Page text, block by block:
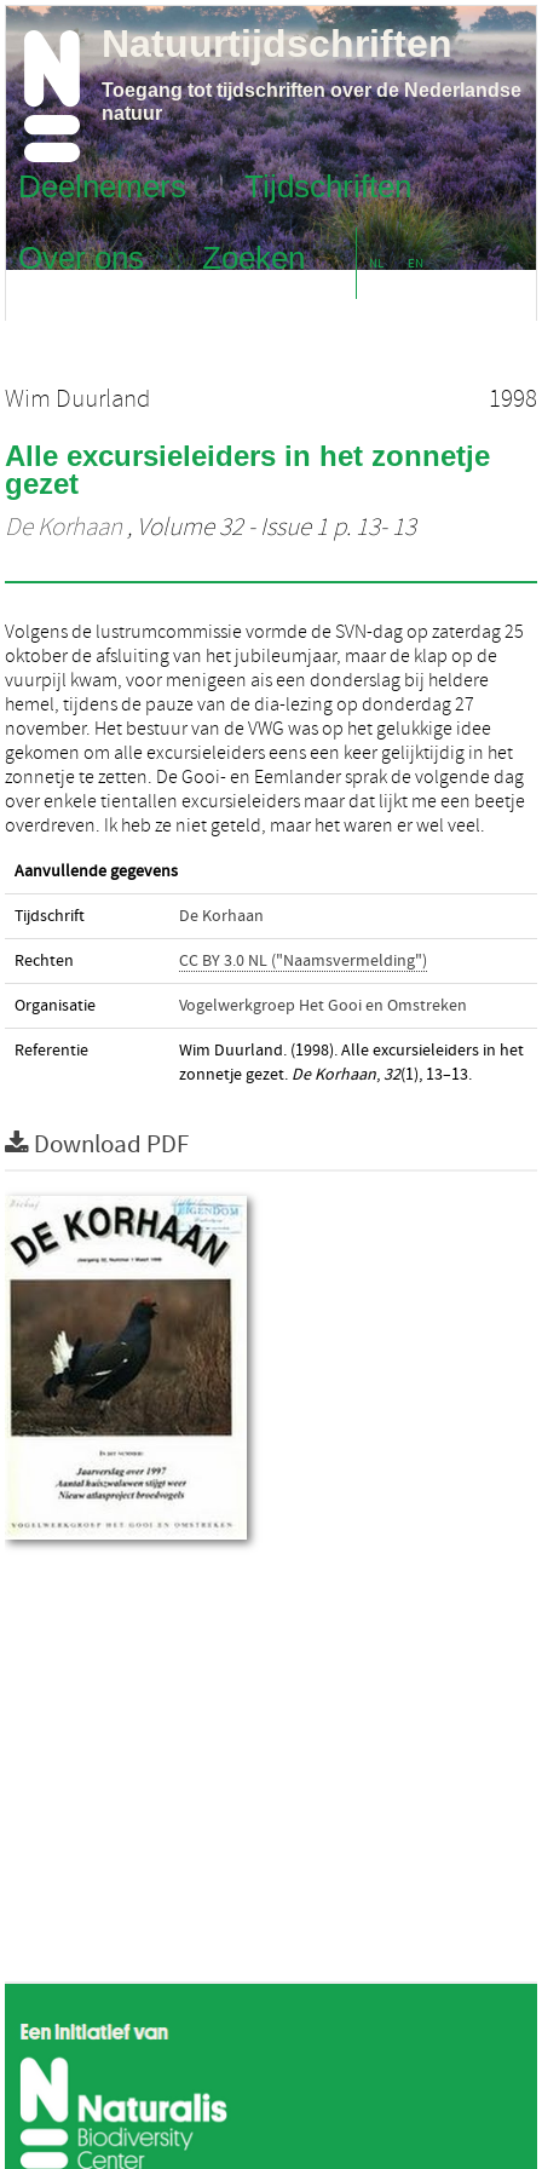
Deelnemers
Tijdschriften
Over ons
Zoeken NL EN
Natuurtijdschriften
Toegang tot tijdschriften over de Nederlandse
natuur
Wim Duurland 1998
Alle excursieleiders in het zonnetje
gezet
De Korhaan , Volume 32 - Issue 1 p. 13- 13
Volgens de lustrumcommissie vormde de SVN-dag op zaterdag 25
oktober de afsluiting van het jubileumjaar, maar de klap op de
vuurpijl kwam, voor menigeen ais een donderslag bij heldere
hemel, tijdens de pauze van de dia-lezing op donderdag 27
november. Het bestuur van de VWG was op het gelukkige idee
gekomen om alle excursieleiders eens een keer gelijktijdig in het
zonnetje te zetten. De Gooi- en Eemlander sprak de volgende dag
over enkele tientallen excursieleiders maar dat lijkt me een beetje
overdreven. Ik heb ze niet geteld, maar het waren er wel veel.
Aanvullende gegevens
Tijdschrift De Korhaan
Rechten CC BY 3.0 NL ("Naamsvermelding")
Organisatie Vogelwerkgroep Het Gooi en Omstreken
Referentie
Wim Duurland. (1998). Alle excursieleiders in het
zonnetje gezet. De Korhaan, 32(1), 13–13.
Download PDF